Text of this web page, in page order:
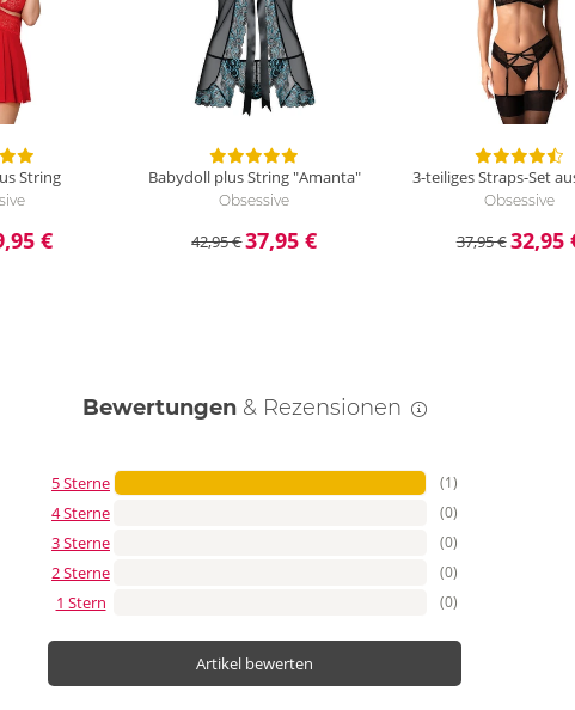
String
€
Babydoll plus String "Amanta"
Obsessive
42,95 €37,95 €
3-teiliges Straps-Set
Obsessive
37,95 €32,95
Bewertungen & Rezensionen
5 Sterne (1)
4 Sterne (0)
3 Sterne (0)
2 Sterne (0)
1 Stern (0)
Artikel bewerten